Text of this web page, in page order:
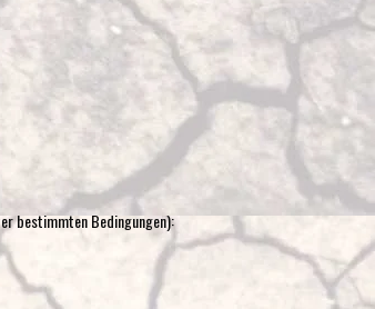
bestimmten Bedingungen):